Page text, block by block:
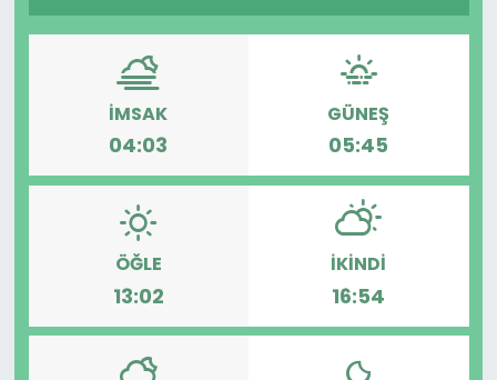
İMSAK
04:03
GÜNEŞ
05:45
ÖĞLE
13:02
İKINDI
16:54